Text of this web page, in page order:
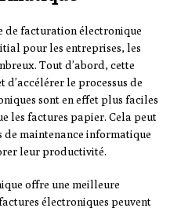
de facturation électronique
pour les entreprises, les
Tout d’abord, cette
le processus de
sont en effet plus faciles
les factures papier. Cela peut
maintenance informatique
leur productivité.
offre une meilleure
électroniques peuvent